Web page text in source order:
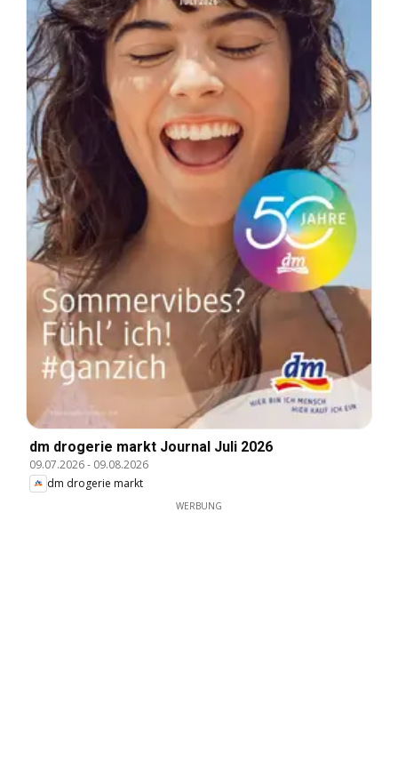
dm drogerie markt Journal Juli 2026
09.07.2026- 09.08.2026
dm drogerie markt
WERBUNG